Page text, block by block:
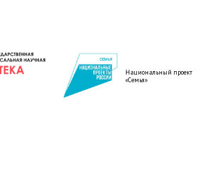
Национальный проект
«Семья»